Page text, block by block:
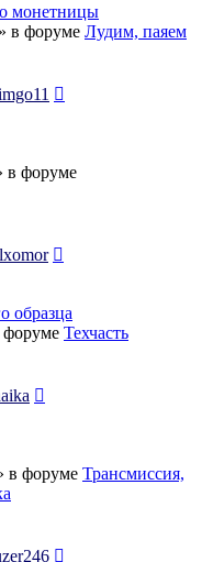
монетницы
в форуме Лудим, паяем
в форуме
образца
форуме Техчасть
в форуме Трансмиссия,